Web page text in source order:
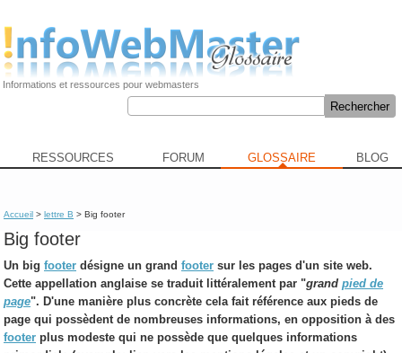
Informations et ressources pour webmasters
RESSOURCES FORUM GLOSSAIRE BLOG
Accueil >lettre B > Big footer
Big footer
Un bigfooter désigne un grandfooter sur les pages d'un site web.
Cette appellation anglaise se traduit littéralement par "grandpied de
page". D'une manière plus concrète cela fait référence aux pieds de
page qui possèdent de nombreuses informations, en opposition à des
footer plus modeste qui ne possède que quelques informations